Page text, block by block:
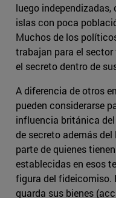
luego
islas con poca
Muchos de los
trabajan para el
el secreto dentro de
A diferencia de otros
pueden considerarse
influencia británica
de secreto además
parte de quienes
establecidas en esos
figura del fideicomiso.
guarda sus bienes